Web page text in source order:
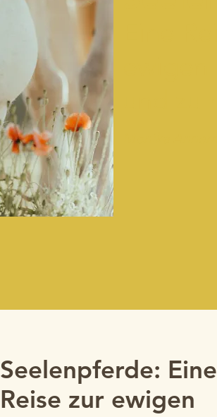
Seelenpferde: Eine
Reise zur ewigen